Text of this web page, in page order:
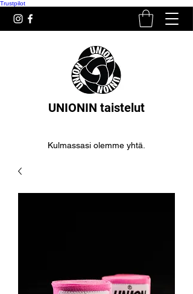
Trustpilot
UNIONIN taistelut
Kulmassasi olemme yhtä.